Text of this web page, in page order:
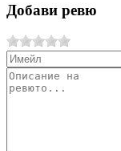
Добави ревю